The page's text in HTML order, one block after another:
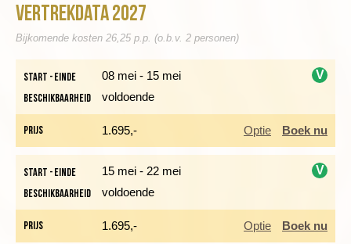
De volgende ochtend rijden we naar het dorpje Vilanova
Monteleone. Hier stappen we op de fiets en rijden richting de
kust. Een prachtige route waarbij je onderweg al vele kurk
Vertrekdata 2027
Bijkomende kosten 26,25 p.p. (o.b.v. 2 personen)
Start - einde 08 mei - 15 mei V
Beschikbaarheid voldoende
Prijs 1.695,- Optie Boek nu
Start - einde 15 mei - 22 mei V
Beschikbaarheid voldoende
Prijs 1.695,- Optie Boek nu